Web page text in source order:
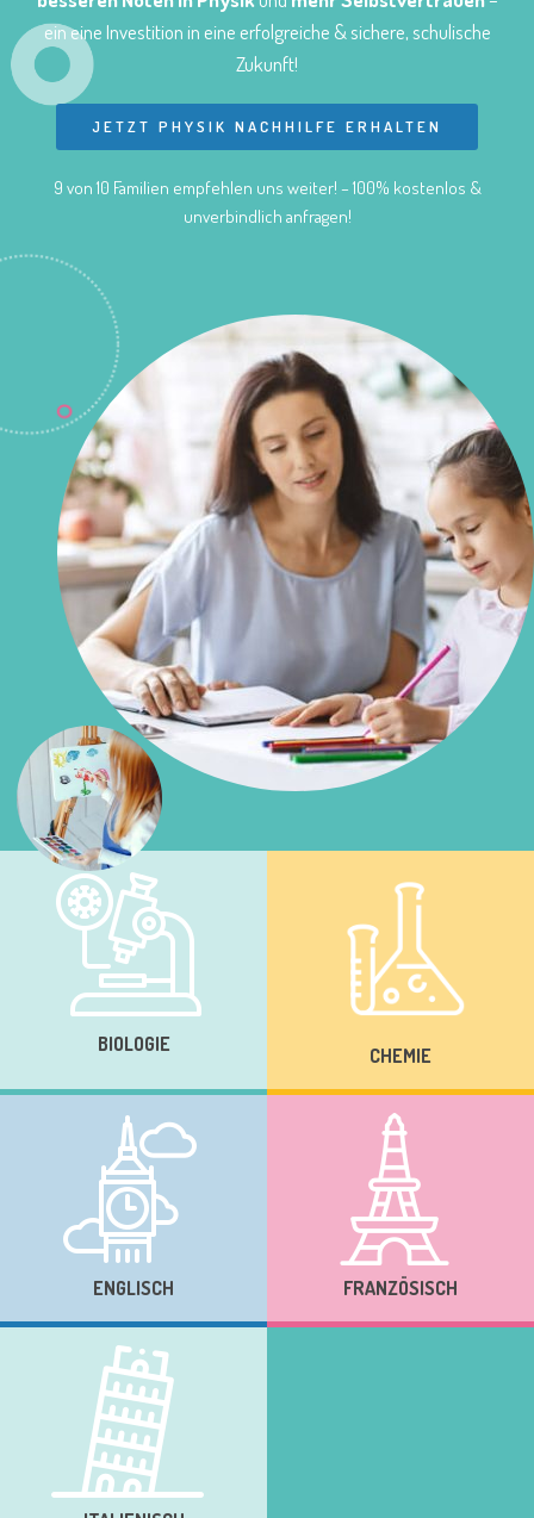
ein eine Investition in eine erfolgreiche & sichere, schulische
Zukunft!
JETZT PHYSIK NACHHILFE ERHALTEN
9 von 10 Familien empfehlen uns weiter! – 100% kostenlos &
unverbindlich anfragen!
BIOLOGIE CHEMIE
ENGLISCH FRANZÖSISCH